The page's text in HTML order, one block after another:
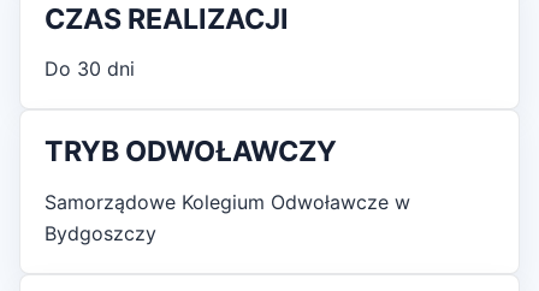
CZAS REALIZACJI
Do 30 dni
TRYB ODWOŁAWCZY
Samorządowe Kolegium Odwoławcze w
Bydgoszczy